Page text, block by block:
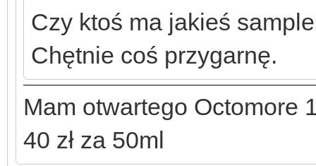
Czy ktoś ma jakieś
Chętnie coś przygarnę.
Mam otwartego Octomore
40 zł za 50ml